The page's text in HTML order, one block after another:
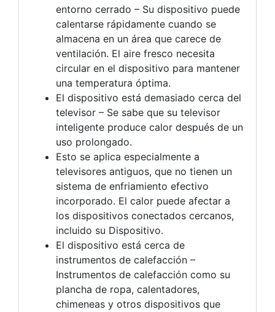
entorno cerrado – Su dispositivo puede
calentarse rápidamente cuando se
almacena en un área que carece de
ventilación. El aire fresco necesita
circular en el dispositivo para mantener
una temperatura óptima.
El dispositivo está demasiado cerca del
televisor – Se sabe que su televisor
inteligente produce calor después de un
uso prolongado.
Esto se aplica especialmente a
televisores antiguos, que no tienen un
sistema de enfriamiento efectivo
incorporado. El calor puede afectar a
los dispositivos conectados cercanos,
incluido su Dispositivo.
El dispositivo está cerca de
instrumentos de calefacción –
Instrumentos de calefacción como su
plancha de ropa, calentadores,
chimeneas y otros dispositivos que